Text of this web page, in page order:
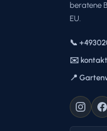
beratene
EU.
📞
✉️
📍